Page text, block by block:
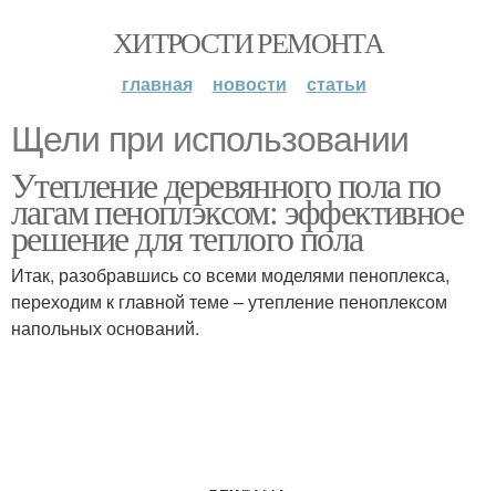
ХИТРОСТИ РЕМОНТА
главная новости статьи
Щели при использовании
Утепление деревянного пола по
лагам пеноплэксом: эффективное
решение для теплого пола
Итак, разобравшись со всеми моделями пеноплекса,
переходим к главной теме – утепление пеноплексом
напольных оснований.